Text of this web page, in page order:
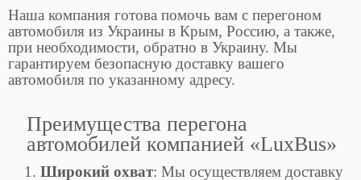
Наша компания готова помочь вам с перегоном
автомобиля из Украины в Крым, Россию, а также,
при необходимости, обратно в Украину. Мы
гарантируем безопасную доставку вашего
автомобиля по указанному адресу.
Преимущества перегона
автомобилей компанией «LuxBus»
Широкий охват: Мы осуществляем доставку